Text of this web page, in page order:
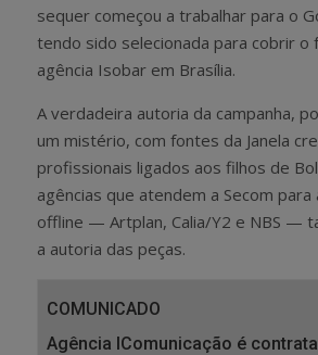
sequer começou a trabalhar para o
tendo sido selecionada para cobrir o
agência Isobar em Brasília.
A verdadeira autoria da campanha,
um mistério, com fontes da Janela
profissionais ligados aos filhos de
agências que atendem a Secom para
offline — Artplan, Calia/Y2 e NBS —
a autoria das peças.
COMUNICADO
Agência IComunicação é